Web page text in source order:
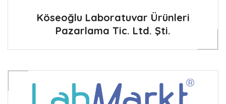
Köseoğlu Laboratuvar Ürünleri
Pazarlama Tic. Ltd. Şti.